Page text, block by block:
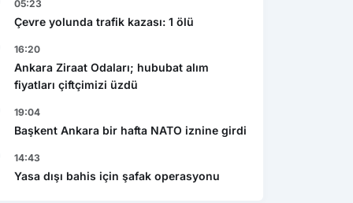
05:23
Çevre yolunda trafik kazası: 1 ölü
16:20
Ankara Ziraat Odaları; hububat alım
fiyatları çiftçimizi üzdü
19:04
Başkent Ankara bir hafta NATO iznine girdi
14:43
Yasa dışı bahis için şafak operasyonu